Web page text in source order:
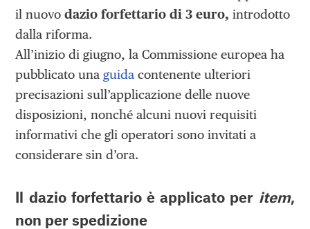
il nuovodazio forfettario di 3 euro,introdotto
dalla riforma.
All’inizio di giugno, la Commissione europea ha
pubblicato unaguida contenente ulteriori
precisazioni sull’applicazione delle nuove
disposizioni, nonché alcuni nuovi requisiti
informativi che gli operatori sono invitati a
considerare sin d’ora.
Il dazio forfettario è applicato per item,
non per spedizione